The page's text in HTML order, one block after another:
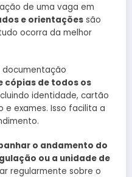
de uma vaga em
e orientações são
ocorra da melhor
documentação
cópias de todos os
identidade, cartão
e exames. Isso facilita a
o andamento do
ou a unidade de
regularmente sobre o